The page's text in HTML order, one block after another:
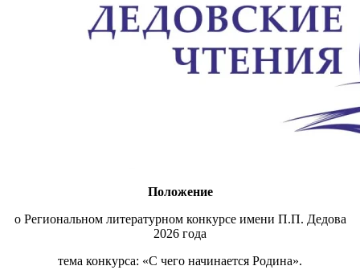
Положение
о Региональном литературном конкурсе имени П.П. Дедова
2026 года
тема конкурса: «С чего начинается Родина».